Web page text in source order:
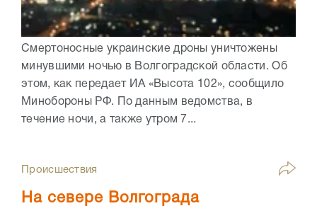
Смертоносные украинские дроны уничтожены
минувшими ночью в Волгоградской области. Об
этом, как передает ИА «Высота 102», сообщило
Минобороны РФ. По данным ведомства, в
течение ночи, а также утром 7...
Происшествия
На севере Волгограда